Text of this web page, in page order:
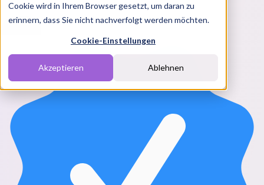
Cookie wird in Ihrem Browser gesetzt, um daran zu
erinnern, dass Sie nicht nachverfolgt werden möchten.
Cookie-Einstellungen
Akzeptieren Ablehnen